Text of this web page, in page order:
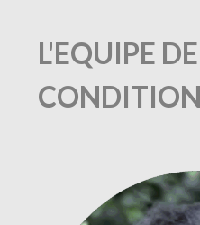
L'EQUIPE